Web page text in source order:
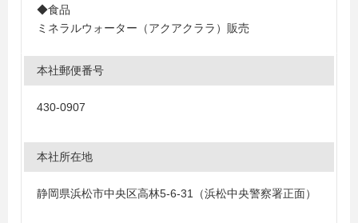
◆食品
ミネラルウォーター（アクアクララ）販売
本社郵便番号
430-0907
本社所在地
静岡県浜松市中央区高林5-6-31（浜松中央警察署正面）